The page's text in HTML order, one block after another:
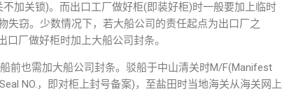
加关锁)。而出口工厂做好柜(即装好柜)时一般要加上临时
窃。少数情况下，若大船公司的责任起点为出口厂之
口厂做好柜时加上大船公司封条。
前也需加大船公司封条。驳船于中山清关时M/F(Manifest
NO.，即对柜上封号备案)，至盐田时当地海关从海关网上